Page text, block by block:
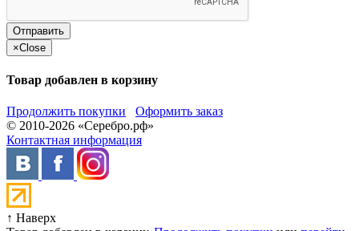
×Close
Товар добавлен в корзину
Продолжить покупки
Оформить заказ
© 2010-2026 «Серебро.рф»
Контактная информация
↑ Наверх